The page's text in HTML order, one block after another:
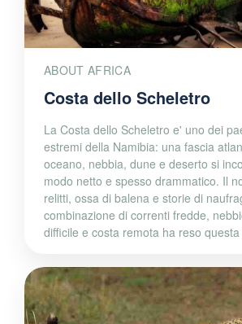
ABOUT AFRICA
Costa dello Scheletro
La Costa dello Scheletro e' uno dei
estremi della Namibia: una fascia
oceano, nebbia, dune e deserto si
modo netto e spesso drammatico. Il
relitti, ossa di balena e storie di
combinazione di correnti fredde,
difficile e costa remota ha reso questa